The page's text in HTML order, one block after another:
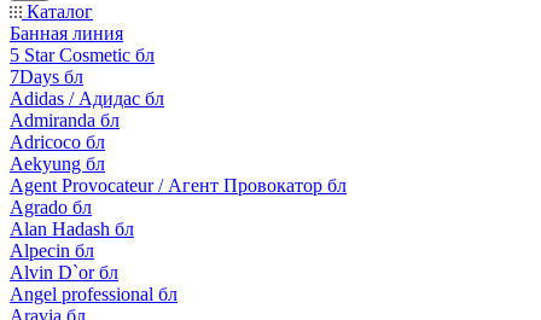
Каталог
Банная линия
5 Star Cosmetic бл
7Days бл
Adidas / Адидас бл
Admiranda бл
Adricoco бл
Aekyung бл
Agent Provocateur / Агент Провокатор бл
Agrado бл
Alan Hadash бл
Alpecin бл
Alvin D`or бл
Angel professional бл